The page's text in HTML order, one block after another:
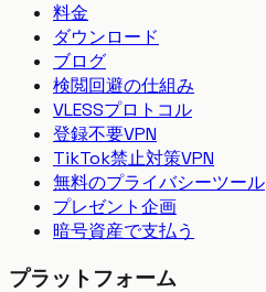
料金
ダウンロード
ブログ
検閲回避の仕組み
VLESSプロトコル
登録不要VPN
TikTok禁止対策VPN
無料のプライバシーツール
プレゼント企画
暗号資産で支払う
プラットフォーム